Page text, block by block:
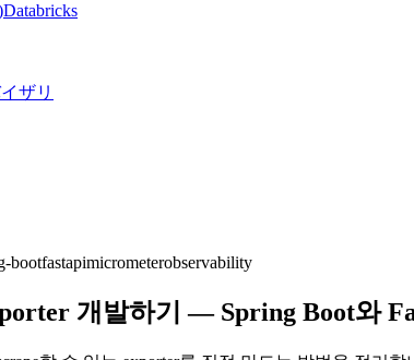
Databricks
ザリ
bootfastapimicrometerobservability
개발하기 — Spring Boot와